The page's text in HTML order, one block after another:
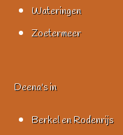
Wateringen
Zoetermeer
Deena's in
Berkel en Rodenrijs